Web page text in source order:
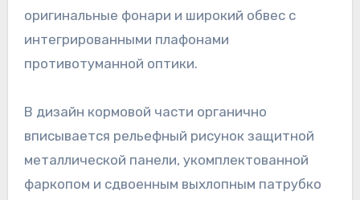
оригинальные фонари и широкий обвес с
интегрированными плафонами
противотуманной оптики.
В дизайн кормовой части органично
вписывается рельефный рисунок защитной
металлической панели, укомплектованной
фаркопом и сдвоенным выхлопным патрубко